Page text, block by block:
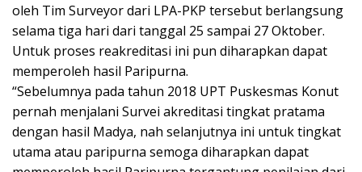
oleh Tim Surveyor dari LPA-PKP tersebut berlangsung
selama tiga hari dari tanggal 25 sampai 27 Oktober.
Untuk proses reakreditasi ini pun diharapkan dapat
memperoleh hasil Paripurna.
“Sebelumnya pada tahun 2018 UPT Puskesmas Konut
pernah menjalani Survei akreditasi tingkat pratama
dengan hasil Madya, nah selanjutnya ini untuk tingkat
utama atau paripurna semoga diharapkan dapat